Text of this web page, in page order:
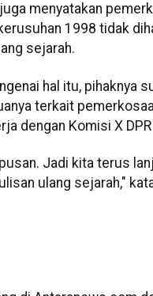
menyatakan
1998 tidak
sejarah.
hal itu, pihaknya
terkait
dengan Komisi X DPR
Jadi kita terus
ulang sejarah,"